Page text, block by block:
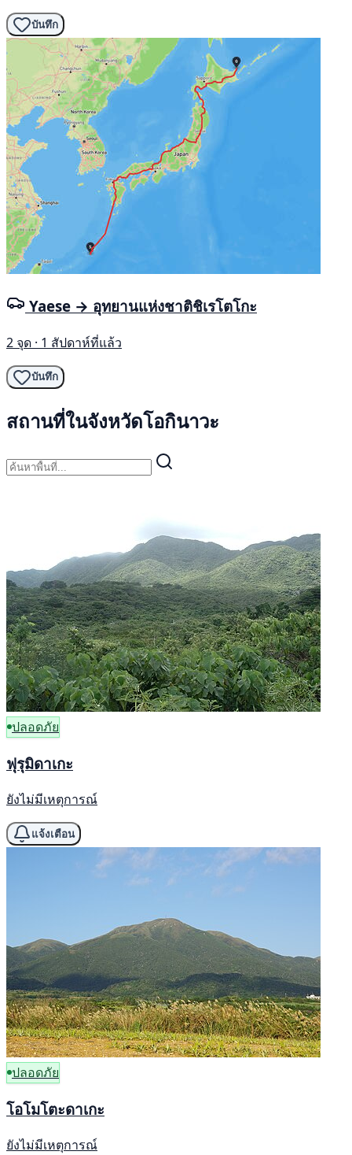
บันทึก
Yaese → อุทยานแห่งชาติชิเรโตโกะ
2 จุด · 1 สัปดาห์ที่แล้ว
บันทึก
สถานที่ในจังหวัดโอกินาวะ
ปลอดภัย
ฟุรุมิดาเกะ
ยังไม่มีเหตุการณ์
แจ้งเตือน
ปลอดภัย
โอโมโตะดาเกะ
ยังไม่มีเหตุการณ์